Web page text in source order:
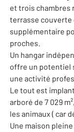
et trois chambres
terrasse couverte
supplémentaire
proches.
Un hangar
offre un potentiel
une activité
Le tout est
arboré de 7 029
les animaux ( car
Une maison